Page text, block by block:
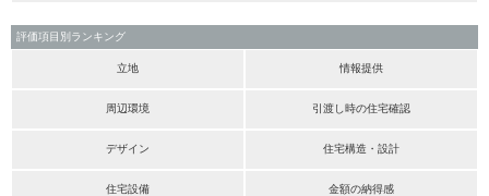
評価項目別ランキング
立地 情報提供
周辺環境 引渡し時の住宅確認
デザイン 住宅構造・設計
住宅設備 金額の納得感